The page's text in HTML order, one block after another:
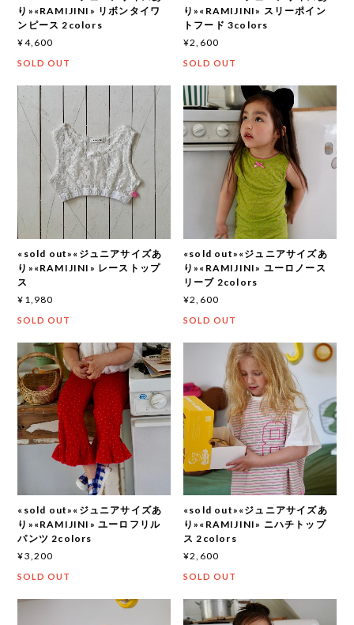
り»«RAMIJINI» リボンタイワ
ンピース 2colors
¥4,600
SOLD OUT
り»«RAMIJINI» スリーポイン
トフード 3colors
¥2,600
SOLD OUT
«sold out»«ジュニアサイズあ
り»«RAMIJINI» レーストップ
ス
¥1,980
SOLD OUT
«sold out»«ジュニアサイズあ
り»«RAMIJINI» ユーロノース
リーブ 2colors
¥2,600
SOLD OUT
«sold out»«ジュニアサイズあ
り»«RAMIJINI» ユーロフリル
パンツ 2colors
¥3,200
SOLD OUT
«sold out»«ジュニアサイズあ
り»«RAMIJINI» ニハチトップ
ス 2colors
¥2,600
SOLD OUT